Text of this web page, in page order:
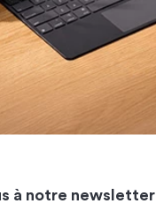
à notre newsletter